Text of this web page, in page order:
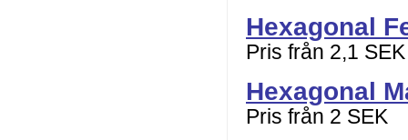
Hexagonal
Pris från 2,1 SEK
Hexagonal
Pris från 2 SEK